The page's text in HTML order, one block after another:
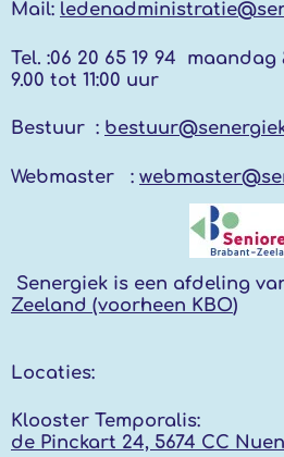
Mail:
Tel. :06 20 65 19 94
9.00 tot 11:00 uur
Bestuur :
Webmaster :
Senergiek is een afdeling
Zeeland (voorheen KBO)
Locaties:
Klooster Temporalis:
de Pinckart 24, 5674 CC